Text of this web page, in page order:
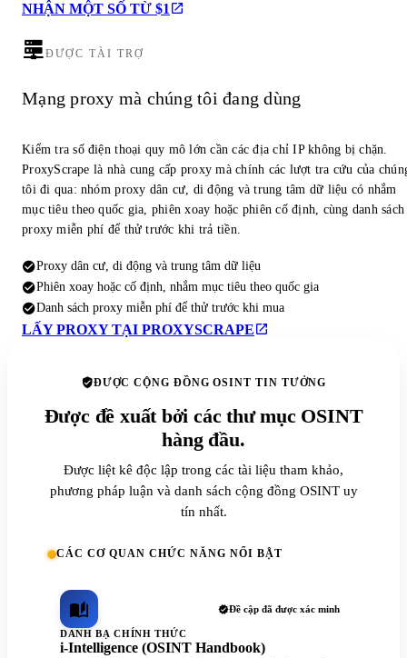
NHẬN MỘT SỐ TỪ $1
ĐƯỢC TÀI TRỢ
Mạng proxy mà chúng tôi đang dùng
Kiểm tra số điện thoại quy mô lớn cần các địa chỉ IP không bị chặn.
ProxyScrape là nhà cung cấp proxy mà chính các lượt tra cứu của
tôi đi qua: nhóm proxy dân cư, di động và trung tâm dữ liệu có nhắm
mục tiêu theo quốc gia, phiên xoay hoặc phiên cố định, cùng danh sách
proxy miễn phí để thử trước khi trả tiền.
Proxy dân cư, di động và trung tâm dữ liệu
Phiên xoay hoặc cố định, nhắm mục tiêu theo quốc gia
Danh sách proxy miễn phí để thử trước khi mua
LẤY PROXY TẠI PROXYSCRAPE
ĐƯỢC CỘNG ĐỒNG OSINT TIN TƯỞNG
Được đề xuất bởi các thư mục OSINT
hàng đầu.
Được liệt kê độc lập trong các tài liệu tham khảo,
phương pháp luận và danh sách cộng đồng OSINT uy
tín nhất.
CÁC CƠ QUAN CHỨC NĂNG NỔI BẬT
Đề cập đã được xác minh
DANH BẠ CHÍNH THỨC
i-Intelligence (OSINT Handbook)